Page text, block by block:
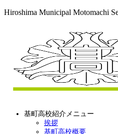
Hiroshima Municipal Motomachi
基町高校紹介メニュー
挨拶
基町高校概要